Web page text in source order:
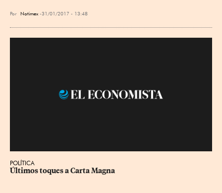
Por Notimex 31/01/2017 - 13:48
POLÍTICA
Últimos toques a Carta Magna